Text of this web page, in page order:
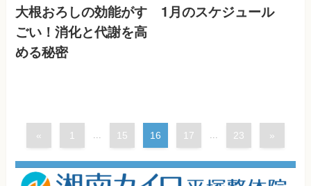
大根おろしの効能がす
ごい！消化と代謝を高
める秘密
1月のスケジュール
« 1 15 16 17 23 »